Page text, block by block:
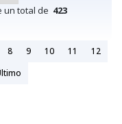
total de 423
8 9 10 11
12